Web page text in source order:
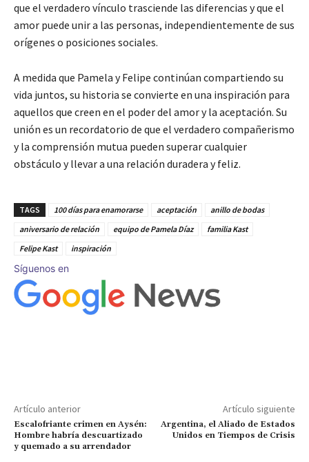
que el verdadero vínculo trasciende las diferencias y que el
amor puede unir a las personas, independientemente de sus
orígenes o posiciones sociales.
A medida que Pamela y Felipe continúan compartiendo su
vida juntos, su historia se convierte en una inspiración para
aquellos que creen en el poder del amor y la aceptación. Su
unión es un recordatorio de que el verdadero compañerismo
y la comprensión mutua pueden superar cualquier
obstáculo y llevar a una relación duradera y feliz.
TAGS 100 días para enamorarse aceptación
anillo de bodas
aniversario de relación
equipo de Pamela Díaz
familia Kast
Felipe Kast
inspiración
Síguenos en
Artículo anterior
Escalofriante crimen en Aysén:
Hombre habría descuartizado
y quemado a su arrendador
Artículo siguiente
Argentina, el Aliado de Estados
Unidos en Tiempos de Crisis